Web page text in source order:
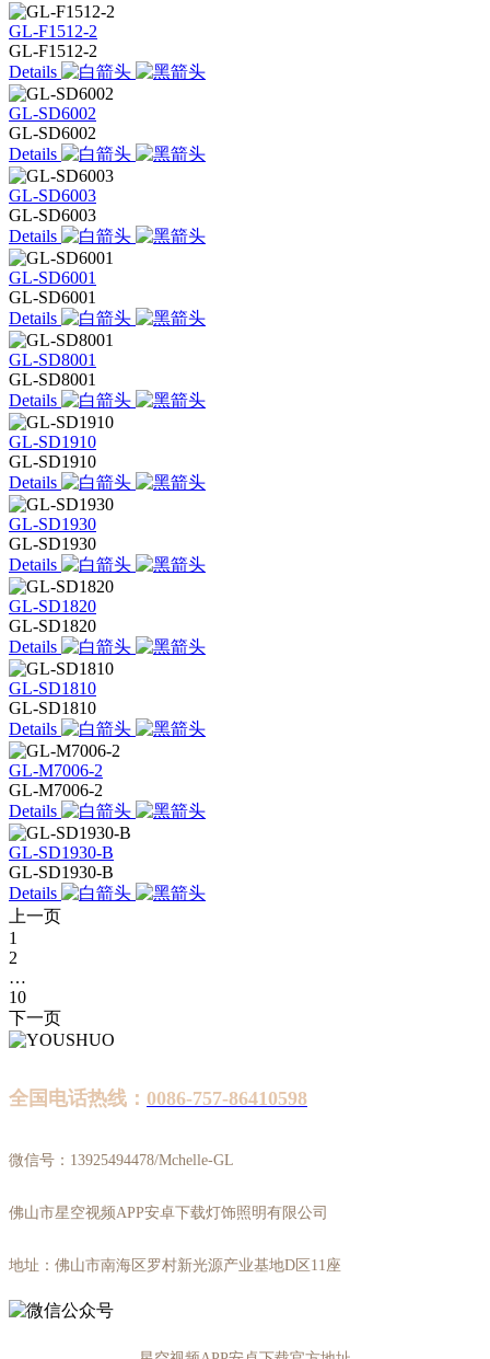
GL-F1512-2
GL-F1512-2
Details
GL-SD6002
GL-SD6002
Details
GL-SD6003
GL-SD6003
Details
GL-SD6001
GL-SD6001
Details
GL-SD8001
GL-SD8001
Details
GL-SD1910
GL-SD1910
Details
GL-SD1930
GL-SD1930
Details
GL-SD1820
GL-SD1820
Details
GL-SD1810
GL-SD1810
Details
GL-M7006-2
GL-M7006-2
Details
GL-SD1930-B
GL-SD1930-B
Details
上一页
1
2
…
10
下一页
全国电话热线： 0086-757-86410598
微信号：13925494478/Mchelle-GL
佛山市星空视频APP安卓下载灯饰照明有限公司
地址：佛山市南海区罗村新光源产业基地D区11座